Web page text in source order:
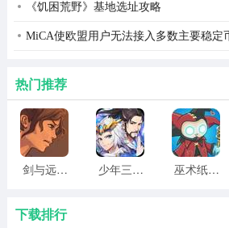
5、玩家还可在主界面点击slots直接
《饥困荒野》基地选址攻略
MiCA使欧盟用户无法接入多数主要稳定
热门推荐
剑与远行人全角色版 vv1.14 少年三国志2无限元宝版最新版 vv5.3.9 巫术纸牌游戏 vv1.1.14
下载排行